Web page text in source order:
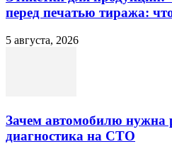
перед печатью тиража:
5 августа, 2026
Зачем автомобилю нужна
диагностика на СТО